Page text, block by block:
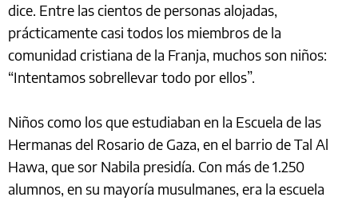
dice. Entre las cientos de personas alojadas,
prácticamente casi todos los miembros de la
comunidad cristiana de la Franja, muchos son niños:
“Intentamos sobrellevar todo por ellos”.
Niños como los que estudiaban en la Escuela de las
Hermanas del Rosario de Gaza, en el barrio de Tal Al
Hawa, que sor Nabila presidía. Con más de 1.250
alumnos, en su mayoría musulmanes, era la escuela